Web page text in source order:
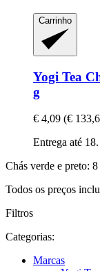
Carrinho
Yogi Tea
g
€ 4,09 (€
Entrega até
Chás verde e preto:
Todos os preços
Filtros
Categorias:
Marcas